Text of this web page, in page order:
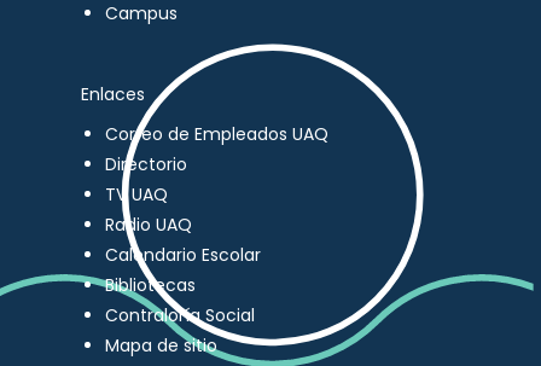
Campus
Enlaces
Correo de Empleados UAQ
Directorio
TV UAQ
Radio UAQ
Calendario Escolar
Bibliotecas
Contraloría Social
Mapa de sitio